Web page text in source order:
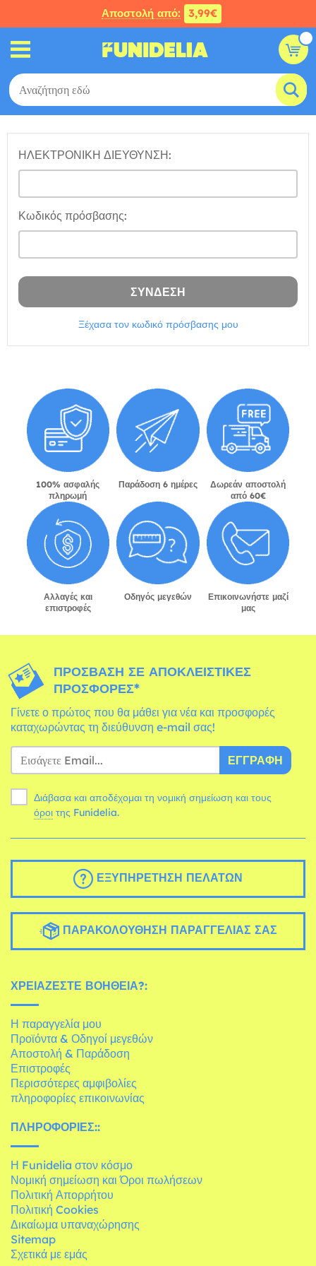
Αποστολή από: 3,99€
ΗΛΕΚΤΡΟΝΙΚΗ ΔΙΕΥΘΥΝΣΗ:
Κωδικός πρόσβασης:
Ξέχασα τον κωδικό πρόσβασης μου
100% ασφαλής
πληρωμή
Παράδοση 6 ημέρες
Δωρεάν αποστολή
από 60€
Αλλαγές και
επιστροφές
Οδηγός μεγεθών
Επικοινωνήστε μαζί
μας
ΠΡΌΣΒΑΣΗ ΣΕ ΑΠΟΚΛΕΙΣΤΙΚΈΣ
ΠΡΟΣΦΟΡΈΣ*
Γίνετε ο πρώτος που θα μάθει για νέα και προσφορές
καταχωρώντας τη διεύθυνση e-mail σας!
ΕΓΓΡΑΦΉ
Διάβασα και αποδέχομαι τη νομική σημείωση και τους
όροι της Funidelia.
ΕΞΥΠΗΡΈΤΗΣΗ ΠΕΛΑΤΏΝ
ΠΑΡΑΚΟΛΟΎΘΗΣΗ ΠΑΡΑΓΓΕΛΊΑΣ ΣΑΣ
ΧΡΕΙΆΖΕΣΤΕ ΒΟΉΘΕΙΑ?:
Η παραγγελία μου
Προϊόντα & Οδηγοί μεγεθών
Αποστολή & Παράδοση
Επιστροφές
Περισσότερες αμφιβολίες
πληροφορίες επικοινωνίας
ΠΛΗΡΟΦΟΡΊΕΣ::
Η Funidelia στον κόσμο
Νομική σημείωση και Όροι πωλήσεων
Πολιτική Απορρήτου
Πολιτική Cookies
Δικαίωμα υπαναχώρησης
Sitemap
Σχετικά με εμάς